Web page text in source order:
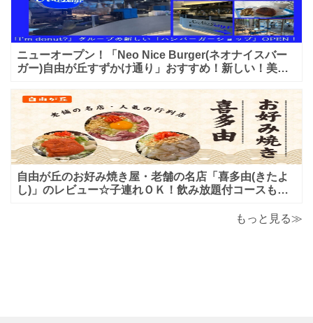
ニューオープン！「Neo Nice Burger(ネオナイスバー
ガー)自由が丘すずかけ通り」おすすめ！新しい！美味
自由が丘のお好み焼き屋・老舗の名店「喜多由(きたよ
し)」のレビュー☆子連れＯＫ！飲み放題付コースも！
もっと見る≫